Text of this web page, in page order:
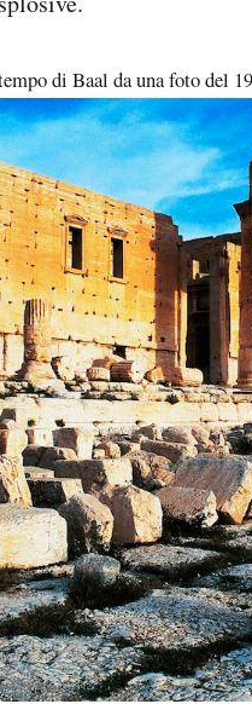
di Baal da una foto del